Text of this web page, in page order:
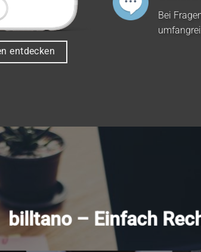
entdecken
Bei
billtano – Einfach